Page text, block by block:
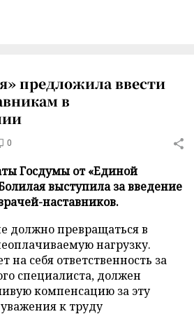
предложила ввести
в
0
Госдумы от «Единой
выступила за введение
наставников.
должно превращаться в
нагрузку.
на себя ответственность за
специалиста, должен
компенсацию за эту
к труду